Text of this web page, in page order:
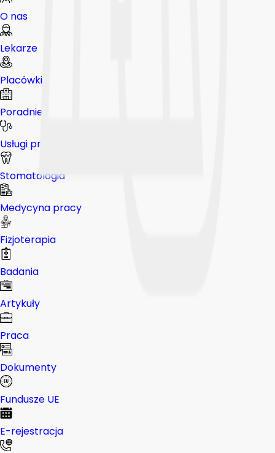
O nas
Lekarze
Placówki
Poradnie
Usługi prywatne
Stomatologia
Medycyna pracy
Fizjoterapia
Badania
Artykuły
Praca
Dokumenty
Fundusze UE
E-rejestracja